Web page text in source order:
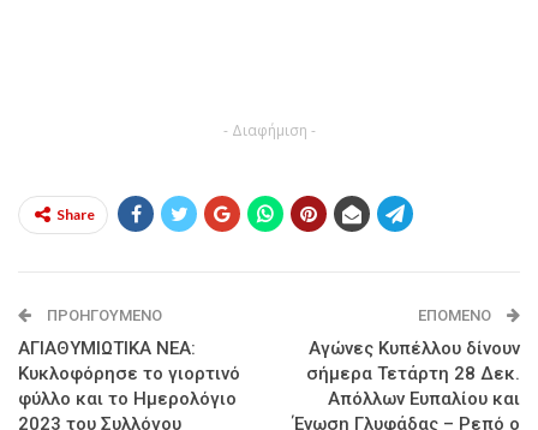
- Διαφήμιση -
Share
ΠΡΟΗΓΟΎΜΕΝΟ
ΑΓΙΑΘΥΜΙΩΤΙΚΑ ΝΕΑ:
Κυκλοφόρησε το γιορτινό
φύλλο και το Ημερολόγιο
2023 του Συλλόγου
ΕΠΌΜΕΝΟ
Αγώνες Κυπέλλου δίνουν
σήμερα Τετάρτη 28 Δεκ.
Απόλλων Ευπαλίου και
Ένωση Γλυφάδας – Ρεπό ο